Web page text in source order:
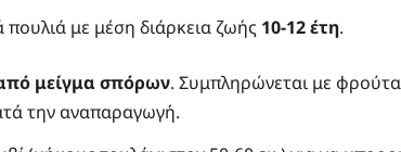
πουλιά με μέση διάρκεια ζωής 10-12 έτη.
μείγμα σπόρων. Συμπληρώνεται με
την αναπαραγωγή.